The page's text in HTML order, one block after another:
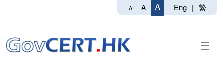
A A A Eng | 繁